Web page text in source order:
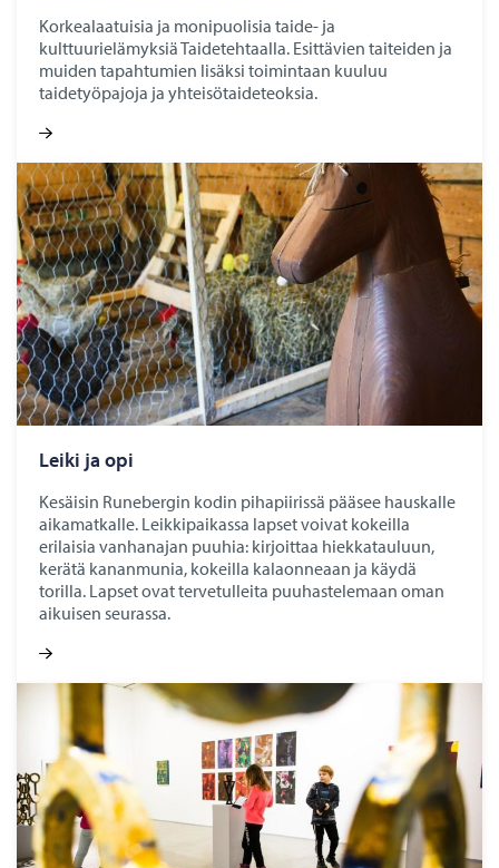
Korkealaatuisia ja monipuolisia taide- ja
kulttuurielämyksiä Taidetehtaalla. Esittävien taiteiden ja
muiden tapahtumien lisäksi toimintaan kuuluu
taidetyöpajoja ja yhteisötaideteoksia.
Leiki ja opi
Kesäisin Runebergin kodin pihapiirissä pääsee hauskalle
aikamatkalle. Leikkipaikassa lapset voivat kokeilla
erilaisia vanhanajan puuhia: kirjoittaa hiekkatauluun,
kerätä kananmunia, kokeilla kalaonneaan ja käydä
torilla. Lapset ovat tervetulleita puuhastelemaan oman
aikuisen seurassa.